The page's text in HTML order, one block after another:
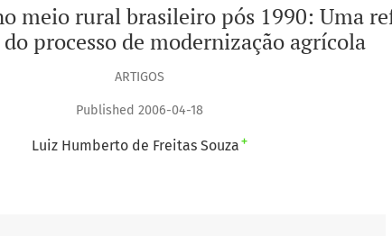
meio rural brasileiro pós 1990: Uma
processo de modernização agrícola
ARTIGOS
Published 2006-04-18
Luiz Humberto de Freitas Souza +